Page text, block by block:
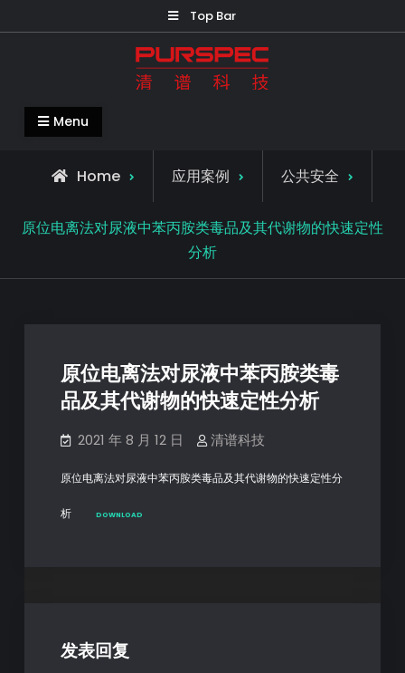
Top Bar
清谱科技中国官网-PURSPEC-让人类生
Menu
Home 应用案例 公共安全
原位电离法对尿液中苯丙胺类毒品及其代谢物的快速定性
分析
原位电离法对尿液中苯丙胺类毒
品及其代谢物的快速定性分析
2021 年 8 月 12 日 清谱科技
原位电离法对尿液中苯丙胺类毒品及其代谢物的快速定性分
析 DOWNLOAD
发表回复